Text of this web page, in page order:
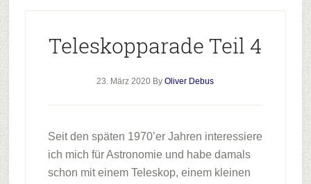
Teleskopparade Teil 4
23. März 2020 ByOliver Debus
Seit den späten 1970’er Jahren interessiere
ich mich für Astronomie und habe damals
schon mit einem Teleskop, einem kleinen